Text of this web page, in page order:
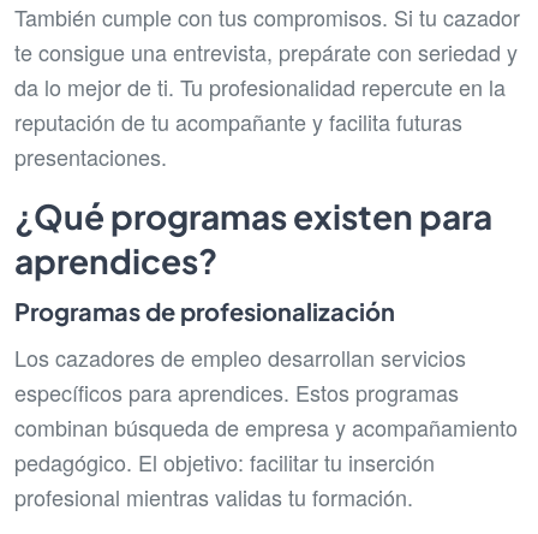
También cumple con tus compromisos. Si tu cazador
te consigue una entrevista, prepárate con seriedad y
da lo mejor de ti. Tu profesionalidad repercute en la
reputación de tu acompañante y facilita futuras
presentaciones.
¿Qué programas existen para
aprendices?
Programas de profesionalización
Los cazadores de empleo desarrollan servicios
específicos para aprendices. Estos programas
combinan búsqueda de empresa y acompañamiento
pedagógico. El objetivo: facilitar tu inserción
profesional mientras validas tu formación.